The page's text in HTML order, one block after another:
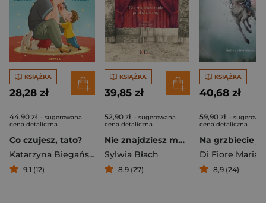
KSIĄŻKA
28,28 zł
44,90 zł - sugerowana
cena detaliczna
Co czujesz, tato?
Katarzyna Biegańska
9,1 (12)
KSIĄŻKA
39,85 zł
52,90 zł - sugerowana
cena detaliczna
Nie znajdziesz mnie po śladach stóp
Sylwia Błach
8,9 (27)
KSIĄŻKA
40,68 zł
59,90 zł -
cena detaliczna
Di Fiore
8,9 (24)